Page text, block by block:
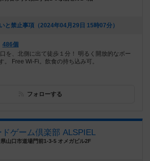
と禁止事項（2024年04月29日 15時07分）
486個
を、北側に出て徒歩１分！ 明るく開放的なボー
。 Free Wi-Fi。飲食の持ち込み可。
フォローする
ドゲーム倶楽部 ALSPIEL
山口市道場門前1-3-5 オメガビル2F